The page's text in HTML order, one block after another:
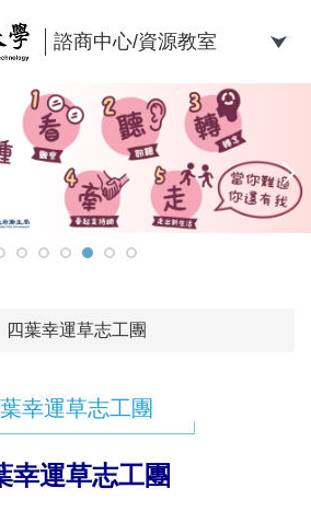
諮商中心/資源教室
四葉幸運草志工團
幸運草志工團
幸運草志工團